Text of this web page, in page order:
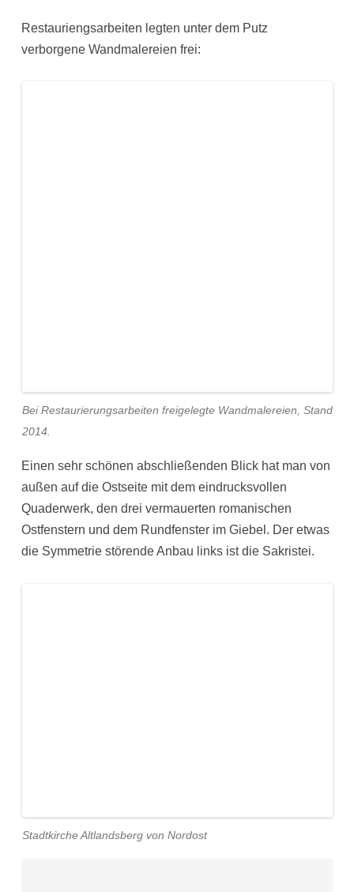
Restauriengsarbeiten legten unter dem Putz
verborgene Wandmalereien frei:
Bei Restaurierungsarbeiten freigelegte Wandmalereien, Stand
2014.
Einen sehr schönen abschließenden Blick hat man von
außen auf die Ostseite mit dem eindrucksvollen
Quaderwerk, den drei vermauerten romanischen
Ostfenstern und dem Rundfenster im Giebel. Der etwas
die Symmetrie störende Anbau links ist die Sakristei.
Stadtkirche Altlandsberg von Nordost